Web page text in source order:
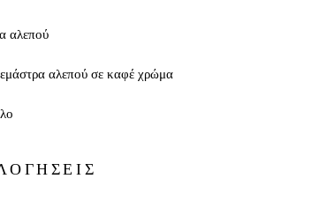
αλεπού
αλεπού σε καφέ χρώμα